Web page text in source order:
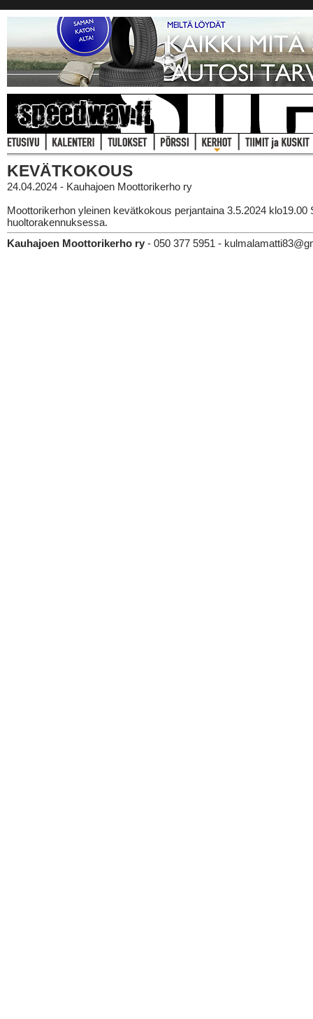
KEVÄTKOKOUS
24.04.2024 - Kauhajoen Moottorikerho ry
Moottorikerhon yleinen kevätkokous perjantaina 3.5.2024 klo19.00
huoltorakennuksessa.
Kauhajoen Moottorikerho ry - 050 377 5951 -